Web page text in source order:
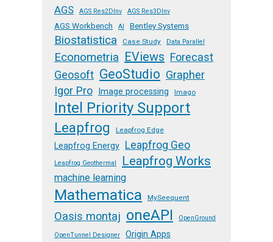
AGS AGS Res2DInv AGS Res3DInv
AGS Workbench AI Bentley Systems
Biostatistica Case Study Data Parallel
Econometria EViews Forecast
Geosoft GeoStudio Grapher
Igor Pro
Image processing Imago
Intel Priority Support
Leapfrog Leapfrog Edge
Leapfrog Energy Leapfrog Geo
Leapfrog Geothermal Leapfrog Works
machine learning
Mathematica MySeequent
Oasis montaj oneAPI OpenGround
OpenTunnel Designer Origin Apps